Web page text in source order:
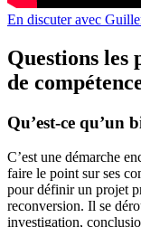
En discuter avec
Questions les
de
Qu’est-ce qu’un
C’est une démarche
faire le point sur ses
pour définir un projet
reconversion. Il se
investigation,